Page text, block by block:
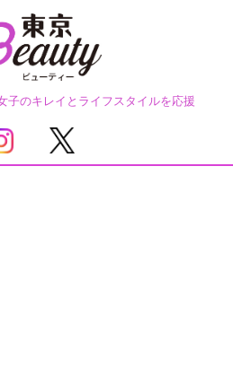
のキレイとライフスタイルを応援